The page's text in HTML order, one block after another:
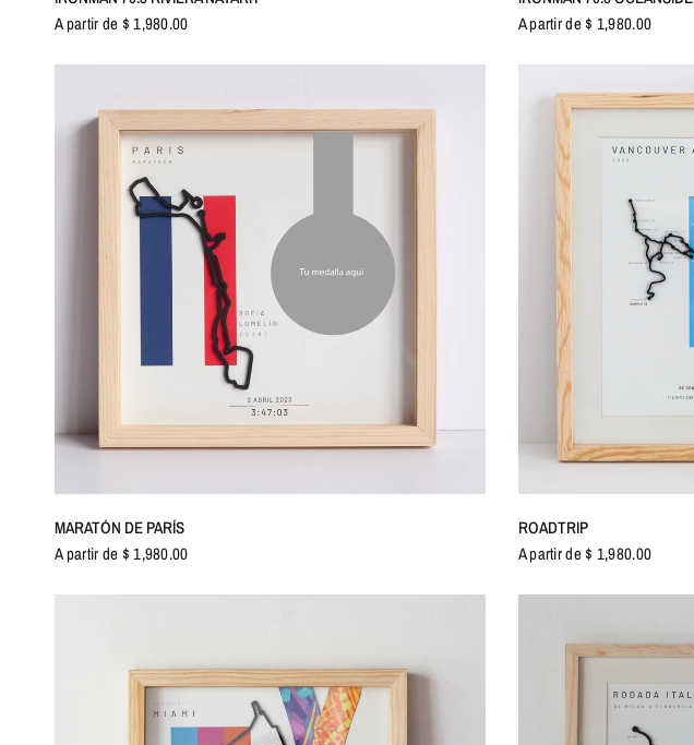
A partir de $ 1,980.00
A partir de $ 1,980.00
MARATÓN DE PARÍS
A partir de $ 1,980.00
ROADTRIP
A partir de $ 1,980.00